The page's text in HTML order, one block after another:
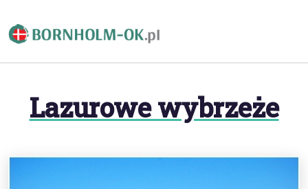
Lazurowe wybrzeże